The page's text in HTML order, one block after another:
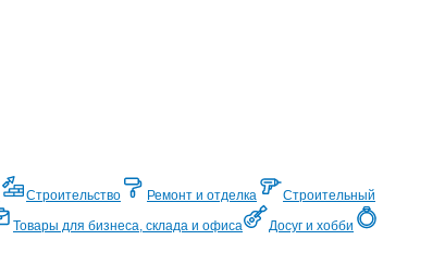
Строительство Ремонт и отделка
Строительный
Товары для бизнеса, склада и офиса
Досуг и хобби